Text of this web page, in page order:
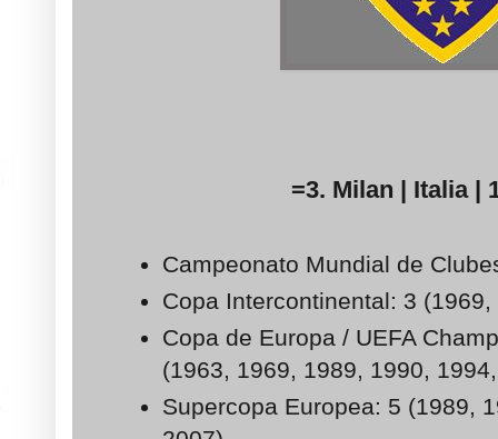
=3. Milan | Italia |
Campeonato Mundial de
Copa Intercontinental: 3
Copa de Europa / UEFA
(1963, 1969, 1989, 1990,
Supercopa Europea: 5 (1989,